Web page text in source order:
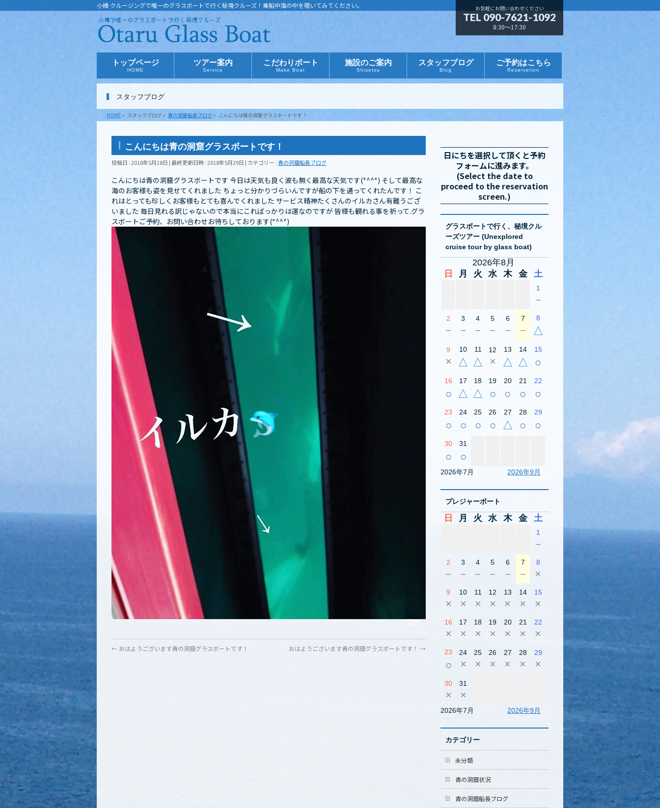
小樽 クルージングで唯一のグラスボートで行く秘境クルーズ！乗船中海の中を覗いてみてください。 お気軽にお問い合わせください
TEL 090-7621-1092
8:30～17:30
トップページ
HOME
ツアー案内
Service
こだわりボート
Make Boat
施設のご案内
Shisetsu
スタッフブログ
Blog
ご予約はこちら
Reservetion
スタッフブログ
HOME » スタッフブログ » 青の洞窟船長ブログ » こんにちは青の洞窟グラスボートです！
こんにちは青の洞窟グラスボートです！
投稿日 : 2018年5月28日 最終更新日時 : 2018年5月29日 カテゴリー :青の洞窟船長ブログ
こんにちは青の洞窟グラスボートです 今日は天気も良く波も無く最高な天気です(*^^*) そして最高な
海のお客様も姿を見せてくれました️️ ちょっと分かりづらいんですが船の下を通ってくれたんです！ こ
れはとっても珍しくお客様もとても喜んでくれました サービス精神たくさんのイルカさん有難うござ
いました️ 毎日見れる訳じゃないので本当にこればっかりは運なのですが 皆様も観れる事を祈って.グラ
スボートご予約、お問い合わせお待ちしております(*^^*)️
← おはようございます青の洞窟グラスボートです！ おはようございます青の洞窟グラスボートです！ →
日にちを選択して頂くと予約
フォームに進みます。
(Select the date to
proceed to the reservation
screen.)
グラスボートで行く、秘境クル
ーズツアー (Unexplored
cruise tour by glass boat)
2026年8月
日
月 火 水 木 金 土
1
－
2
－
3
－
4
－
5
－
6
－
7
－
8
△
9
×
10
△
11
△
12
×
13
△
14
△
15
○
16
○
17
△
18
△
19
○
20
○
21
○
22
○
23
○
24
○
25
○
26
○
27
△
28
○
29
○
30
○
31
○
2026年7月 2026年9月
プレジャーボート
日 月 火 水 木 金 土
1
－
2
－
3
－
4
－
5
－
6
－
7
－
8
×
9
×
10
×
11
×
12
×
13
×
14
×
15
×
16
×
17
×
18
×
19
×
20
×
21
×
22
×
23
○
24
×
25
×
26
×
27
×
28
×
29
×
30
×
31
×
2026年7月 2026年9月
カテゴリー
未分類
青の洞窟状況
青の洞窟船長ブログ